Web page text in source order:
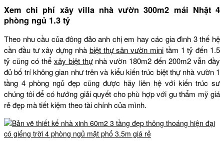
Xem chi phí xây villa nhà vườn 300m2 mái Nhật 4
phòng ngủ 1.3 tỷ
Theo nhu cầu của đông đảo anh chị em hay các gia đình 3 thế hệ
cần đầu tư xây dựng nhà biệt thự sân vườn mini tầm 1 tỷ đến 1.5
tỷ cũng có thể xây biệt thựnhà vườn 180m2 đến 200m2 vẫn đầy
đủ bố trí không gian như trên và kiểu kiến trúc biệt thự nhà vườn 1
tầng 4 phòng ngủ đẹp cũng được hãy liên hệ với kiến trúc sư
chúng tôi để có hướng giải quyết cho phù hợp với gu thẩm mỹ giá
rẻ đẹp mà tiết kiệm theo tài chính của mình.